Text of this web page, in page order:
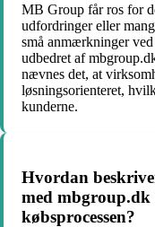
MB Group får ros for
udfordringer eller
små anmærkninger
udbedret af
nævnes det, at
løsningsorienteret,
kunderne.
Hvordan
med mbgroup.dk
købsprocessen?